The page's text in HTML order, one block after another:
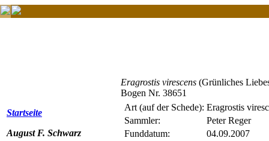
Startseite
August F. Schwarz
Eragrostis virescens (Grünliches
Bogen Nr. 38651
Art (auf der Schede): Eragrostis
Sammler:
Peter Reger
Funddatum:
04.09.2007